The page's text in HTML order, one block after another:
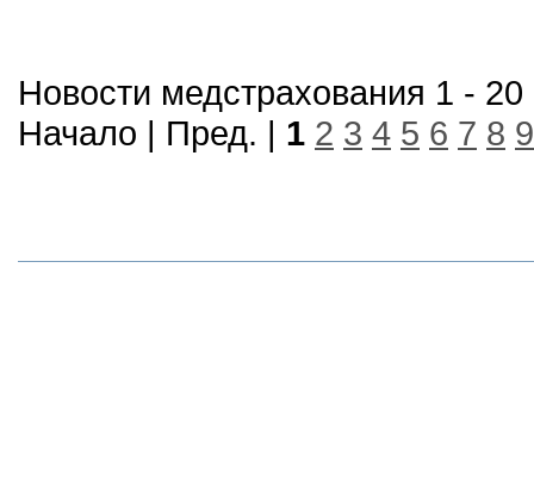
Новости медстрахования 1 - 20
Начало | Пред. | 1 2 3 4 5 6 7 8 9